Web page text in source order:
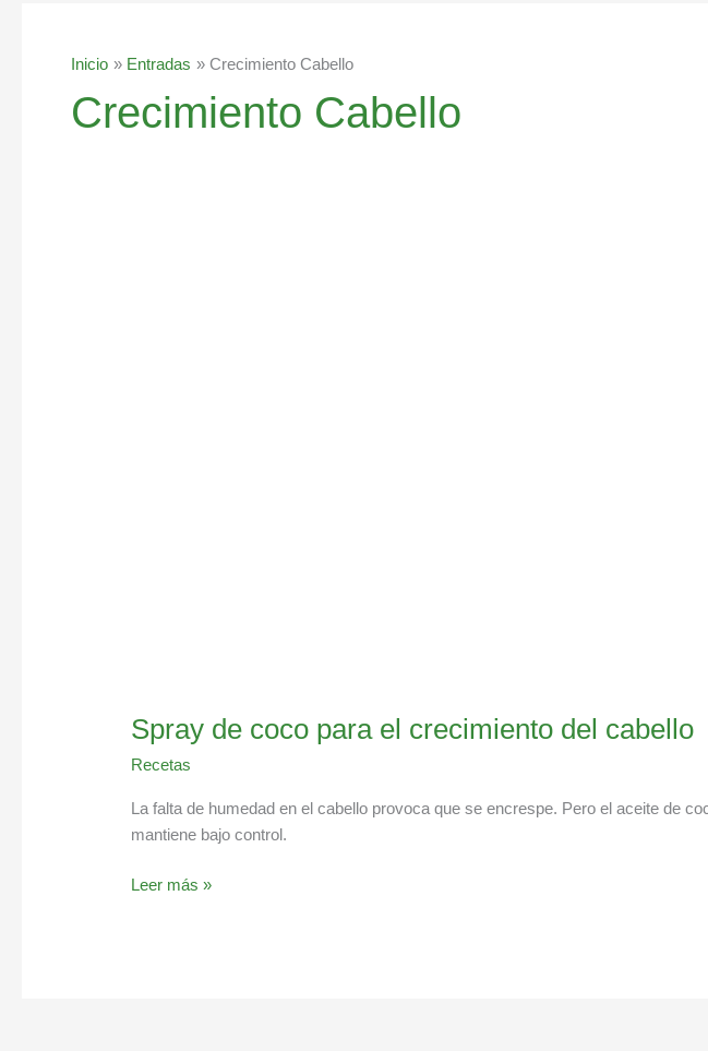
Inicio Entradas Crecimiento Cabello
Crecimiento Cabello
Spray de coco para el crecimiento del cabello
Recetas
La falta de humedad en el cabello provoca que se encrespe. Pero el aceite de
mantiene bajo control.
Leer más »